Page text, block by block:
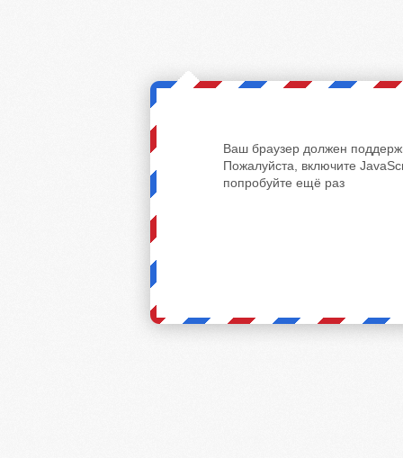
Ваш браузер должен
Пожалуйста, включите
попробуйте ещё раз